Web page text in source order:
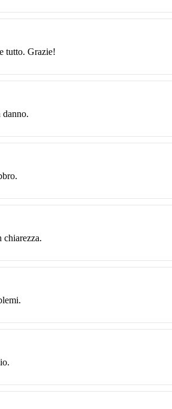
tutto. Grazie!
danno.
chiarezza.